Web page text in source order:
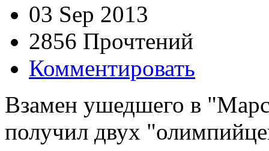
03 Sep 2013
2856 Прочтений
Комментировать
Взамен ушедшего в
получил двух